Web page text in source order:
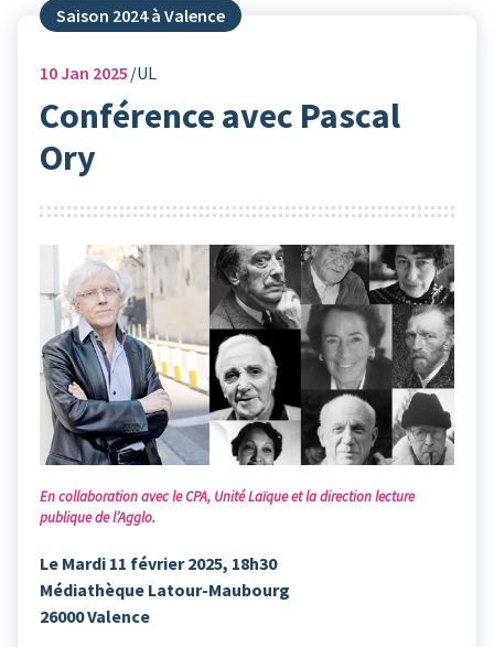
Saison 2024 à Valence
10Jan 2025 UL
Conférence avec Pascal
Ory
En collaboration avec le CPA, Unité Laïque et la direction lecture
publique de l’Agglo.
Le Mardi 11 février 2025, 18h30
Médiathèque Latour-Maubourg
26000 Valence